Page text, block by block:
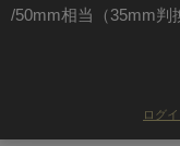
/50mm相当（35mm判
ログ